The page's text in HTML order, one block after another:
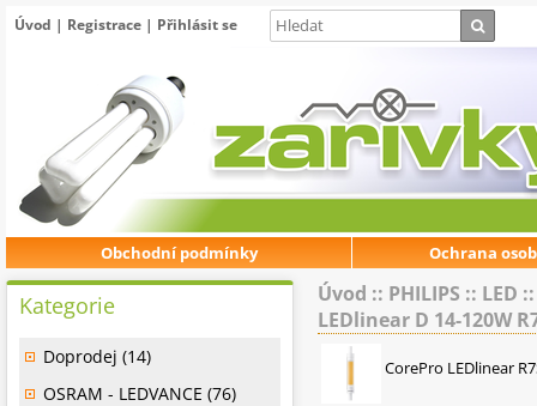
Úvod | Registrace | Přihlásit se
Obchodní podmínky Ochrana
Úvod :: PHILIPS :: LED
LEDlinear D 14-120W
CorePro LEDlinear
Kategorie
Doprodej (14)
OSRAM - LEDVANCE (76)